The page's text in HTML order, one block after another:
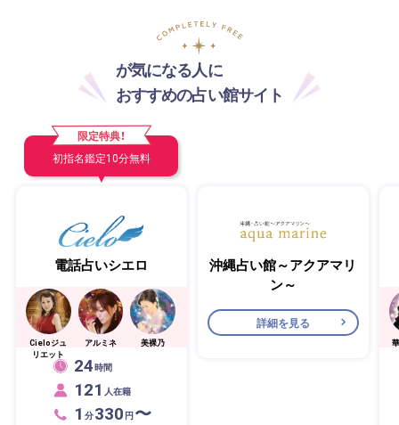
が気になる人に
おすすめの占い館サイト
限定特典！
初指名鑑定10分無料
電話占いシエロ
Cieloジュ
リエット
アルミネ 美裸乃
24時間
121 人在籍
1 分330 円〜
沖縄占い館～アクアマリ
ン～
詳細を見る